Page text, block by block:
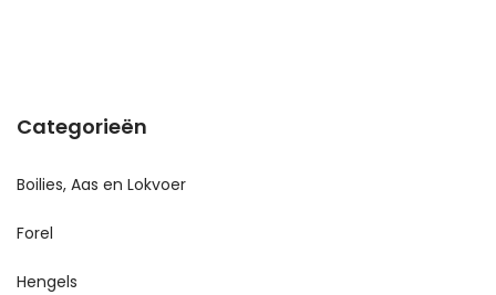
Categorieën
Boilies, Aas en Lokvoer
Forel
Hengels